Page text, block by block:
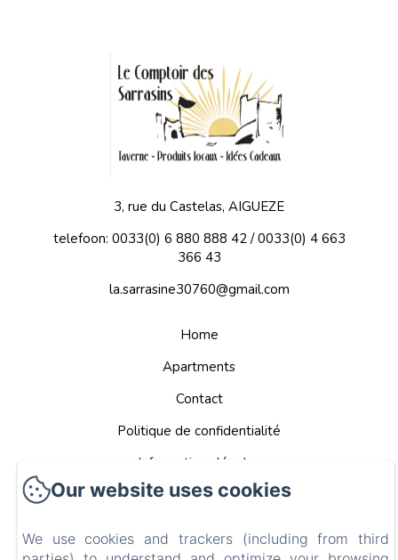
3, rue du Castelas, AIGUEZE
telefoon: 0033(0) 6 880 888 42 / 0033(0) 4 663
366 43
la.sarrasine30760@gmail.com
Home
Apartments
Contact
Politique de confidentialité
Informations légales
Informations sur les cookies
Our website uses cookies
We use cookies and trackers (including from third